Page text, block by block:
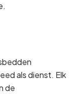
als dienst. Elk
de